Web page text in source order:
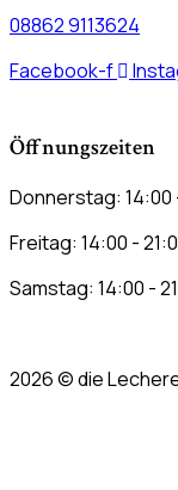
08862 9113624
Facebook-f
Öffnungszeiten
Donnerstag: 14:00
Freitag: 14:00 -
Samstag: 14:00 -
2026© die